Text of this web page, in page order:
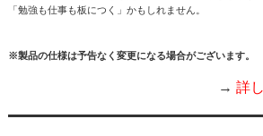
「勉強も仕事も板につく」かもしれません。
※製品の仕様は予告なく変更になる場合がございます。
→詳